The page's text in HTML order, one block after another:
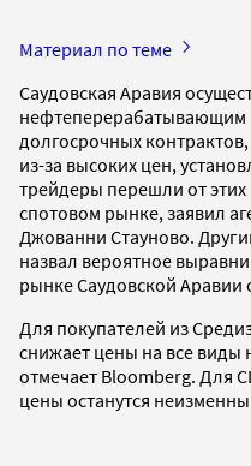
Материал по теме
Саудовская Аравия
нефтеперерабатывающим
долгосрочных
из-за высоких цен,
трейдеры перешли от этих
спотовом рынке, заявил
Джованни Стауново.
назвал вероятное
рынке Саудовской Аравии
Для покупателей из
снижает цены на все виды
отмечает Bloomberg. Для
цены останутся